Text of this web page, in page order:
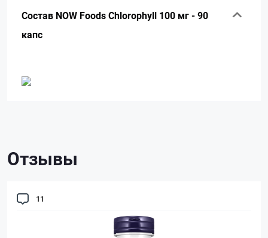
Состав NOW Foods Chlorophyll 100 мг - 90
капс
Отзывы
11